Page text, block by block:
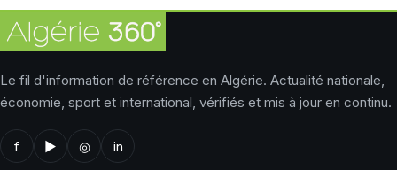
Le fil d'information de référence en Algérie. Actualité nationale,
économie, sport et international, vérifiés et mis à jour en continu.
f ▶ ◎ in